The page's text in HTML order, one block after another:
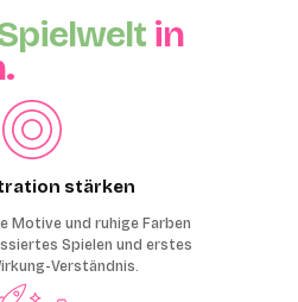
in
stärken
Motive und ruhige Farben
Spielen und erstes
Verständnis.